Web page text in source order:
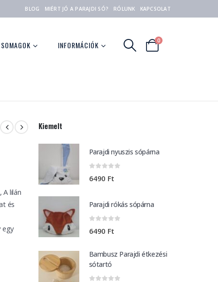
BLOG MIÉRT JÓ A PARAJDI SÓ? RÓLUNK KAPCSOLAT
INFORMÁCIÓK 0
A lilán
és
egy
Kiemelt
Parajdi nyuszis sópárna
6490 Ft
Parajdi rókás sópárna
6490 Ft
Bambusz Parajdi étkezési
sótartó